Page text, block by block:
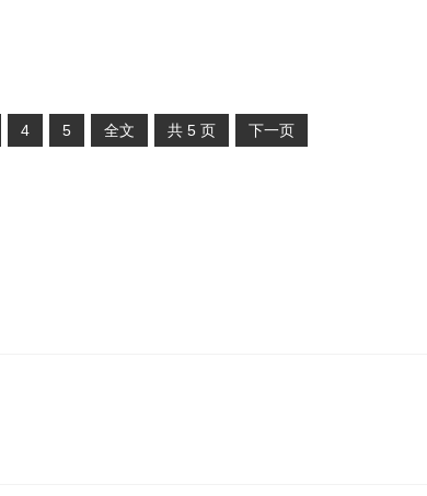
4 5 全文 共 5 页 下一页